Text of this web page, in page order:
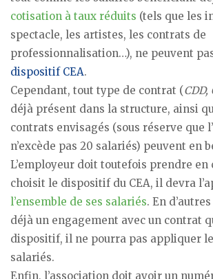
cotisation à taux réduits (tels que les
spectacle, les artistes, les contrats de
professionnalisation…), ne peuvent
dispositif CEA.
Cependant, tout type de contrat (CDD,
déjà présent dans la structure, ainsi
contrats envisagés (sous réserve que
n’excède pas 20 salariés) peuvent en
L’employeur doit toutefois prendre en
choisit le dispositif du CEA, il devra
l’ensemble de ses salariés. En
déjà un engagement avec un contrat
dispositif, il ne pourra pas appliquer le
salariés.
Enfin, l’association doit avoir un